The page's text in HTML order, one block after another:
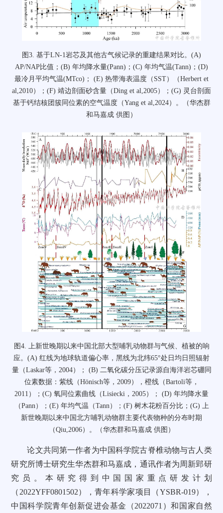
图3. 基于LN-1岩芯及其他古气候记录的重建结果对比。(A)
AP/NAP比值；(B) 年均降水量(Pann)；(C) 年均气温(Tann)；(D)
最冷月平均气温(MTco)； (E) 热带海表温度（SST）（Herbert et
al,2010）；(F) 靖边剖面砂含量（Ding et al,2005）；(G) 灵台剖面
基于钙结核团簇同位素的空气温度（Yang et al,2024）。（华杰群
和马嘉成 供图）
图4. 上新世晚期以来中国北部大型哺乳动物群与气候、植被的响
应。(A) 红线为地球轨道偏心率，黑线为北纬65°处日均日照辐射
量（Laskar等，2004）； (B) 二氧化碳分压记录源自海洋岩芯硼同
位素数据：紫线（Hönisch等，2009），橙线（Bartoli等，
2011）；(C) 氧同位素曲线（Lisiecki，2005）； (D) 年均降水量
（Pann）；(E) 年均气温（Tann）；(F) 树木花粉百分比；(G) 上
新世晚期以来中国北方哺乳动物群主要代表物种的分布时期
（Qiu,2006）。（华杰群和马嘉成 供图）
论文共同第一作者为中国科学院古脊椎动物与古人类
研究所博士研究生华杰群和马嘉成，通讯作者为周新郢研
究员。本研究得到中国国家重点研发计划
（2022YFF0801502），青年科学家项目（YSBR-019），
中国科学院青年创新促进会基金（2022071）和国家自然